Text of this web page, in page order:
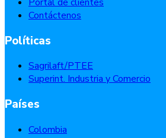
Contáctenos
Políticas
Sagrilaft/PTEE
Superint. Industria y Comercio
Países
Colombia